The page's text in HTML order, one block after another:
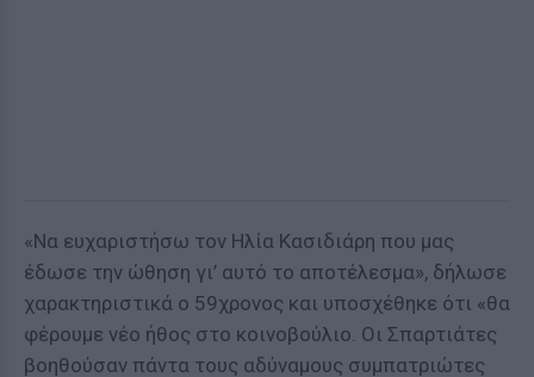
«Να ευχαριστήσω τον Ηλία Κασιδιάρη που μας
έδωσε την ώθηση γι’ αυτό το αποτέλεσμα», δήλωσε
χαρακτηριστικά ο 59χρονος και υποσχέθηκε ότι «θα
φέρουμε νέο ήθος στο κοινοβούλιο. Οι Σπαρτιάτες
βοηθούσαν πάντα τους αδύναμους συμπατριώτες